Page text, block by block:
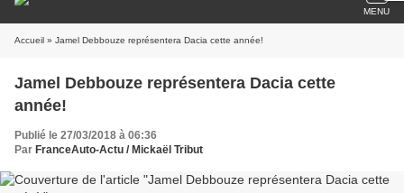
MENU
Accueil » Jamel Debbouze représentera Dacia cette année!
Jamel Debbouze représentera Dacia cette
année!
Publié le 27/03/2018 à 06:36
Par FranceAuto-Actu / Mickaël Tribut